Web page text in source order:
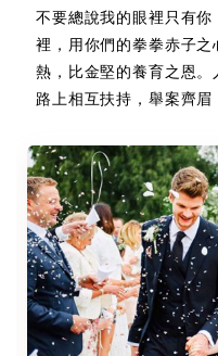
不要總說我的眼裡只有
裡，用你們的拳拳赤子之
熱，比金堅的養育之恩
路上相互扶持，舉案齊眉